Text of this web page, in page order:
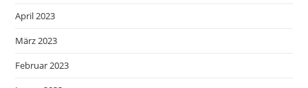
April 2023
März 2023
Februar 2023